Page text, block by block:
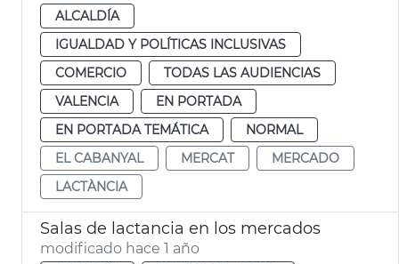
ALCALDÍA
IGUALDAD Y POLÍTICAS INCLUSIVAS
COMERCIO
TODAS LAS AUDIENCIAS
VALENCIA
EN PORTADA
EN PORTADA TEMÁTICA
NORMAL
EL CABANYAL
MERCAT
MERCADO
LACTÀNCIA
Salas de lactancia en los mercados
modificado hace 1 año